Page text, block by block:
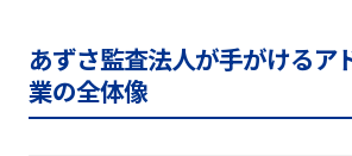
あずさ監査法人が手がけるア
業の全体像